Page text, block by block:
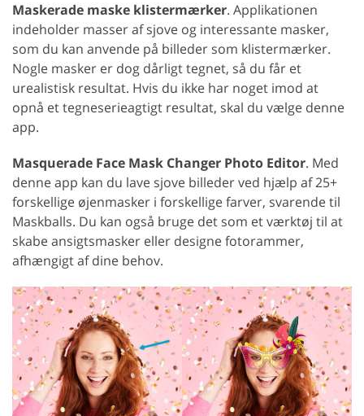
Maskerade maske klistermærker. Applikationen
indeholder masser af sjove og interessante masker,
som du kan anvende på billeder som klistermærker.
Nogle masker er dog dårligt tegnet, så du får et
urealistisk resultat. Hvis du ikke har noget imod at
opnå et tegneserieagtigt resultat, skal du vælge denne
app.
Masquerade Face Mask Changer Photo Editor. Med
denne app kan du lave sjove billeder ved hjælp af 25+
forskellige øjenmasker i forskellige farver, svarende til
Maskballs. Du kan også bruge det som et værktøj til at
skabe ansigtsmasker eller designe fotorammer,
afhængigt af dine behov.